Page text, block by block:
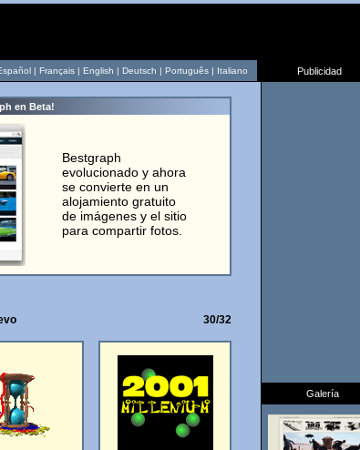
| Français | English | Deutsch | Português | Italiano Publicidad
en Beta!
Bestgraph
evolucionado y ahora
se convierte en un
alojamiento gratuito
de imágenes y el sitio
para compartir fotos.
30/32
Galería